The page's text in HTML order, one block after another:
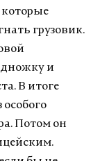
которые
грузовик.
и
В итоге
Потом он